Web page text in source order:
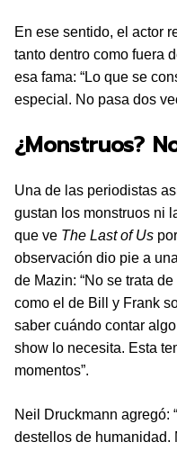
En ese sentido, el actor
tanto dentro como fuera
esa fama: “Lo que se
especial. No pasa dos
¿Monstruos?
Una de las periodistas
gustan los monstruos ni
que ve The Last of Us
observación dio pie a
de Mazin: “No se trata
como el de Bill y Frank
saber cuándo contar
show lo necesita. Esta
momentos”.
Neil Druckmann agregó:
destellos de humanidad.